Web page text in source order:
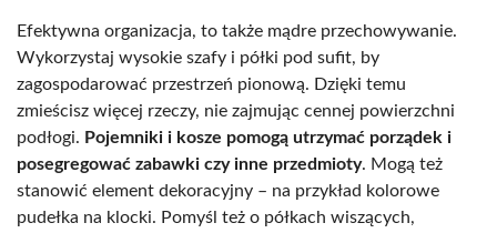
Efektywna organizacja, to także mądre przechowywanie.
Wykorzystaj wysokie szafy i półki pod sufit, by
zagospodarować przestrzeń pionową. Dzięki temu
zmieścisz więcej rzeczy, nie zajmując cennej powierzchni
podłogi. Pojemniki i kosze pomogą utrzymać porządek i
posegregować zabawki czy inne przedmioty. Mogą też
stanowić element dekoracyjny – na przykład kolorowe
pudełka na klocki. Pomyśl też o półkach wiszących,